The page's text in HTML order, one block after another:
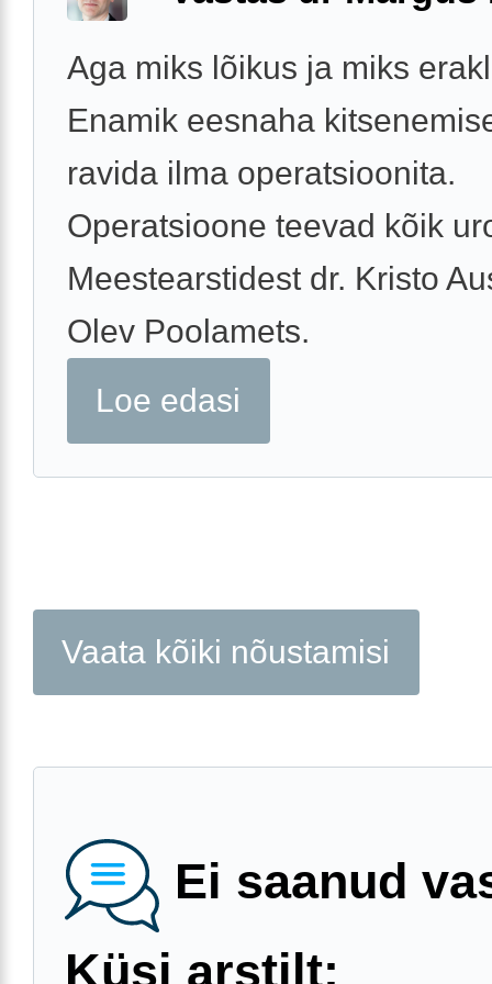
Aga miks lõikus ja miks
Enamik eesnaha
ravida ilma operatsioonita.
Operatsioone teevad kõik
Meestearstidest dr. Kristo
Olev Poolamets.
Loe edasi
Vaata kõiki nõustamisi
Ei saanud
Küsi arstilt: